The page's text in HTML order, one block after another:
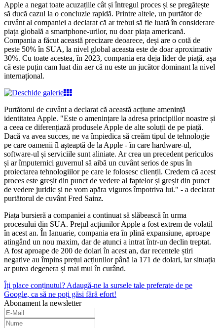
Apple a negat toate acuzațiile cât și întregul proces și se pregătește
să ducă cazul la o concluzie rapidă. Printre altele, un purtător de
cuvânt al companiei a declarat că ar trebui să fie luată în considerare
piața globală a smartphone-urilor, nu doar piața americană.
Compania a făcut această precizare deoarece, deși are o cotă de
peste 50% în SUA, la nivel global aceasta este de doar aproximativ
30%. Cu toate acestea, în 2023, compania era deja lider de piață, așa
că este puțin cam luat din aer că nu este un jucător dominant la nivel
internațional.
Purtătorul de cuvânt a declarat că această acțiune amenință
identitatea Apple. "Este o amenințare la adresa principiilor noastre și
a ceea ce diferențiază produsele Apple de alte soluții de pe piață.
Dacă va avea succes, ne va împiedica să creăm tipul de tehnologie
pe care oamenii îl așteaptă de la Apple - în care hardware-ul,
software-ul și serviciile sunt aliniate. Ar crea un precedent periculos
și ar împuternici guvernul să aibă un cuvânt serios de spus în
proiectarea tehnologiilor pe care le folosesc clienții. Credem că acest
proces este greșit din punct de vedere al faptelor și greșit din punct
de vedere juridic și ne vom apăra viguros împotriva lui." - a declarat
purtătorul de cuvânt Fred Sainz.
Piața bursieră a companiei a continuat să slăbească în urma
procesului din SUA. Prețul acțiunilor Apple a fost extrem de volatil
în acest an. În Ianuarie, compania era în plină expansiune, aproape
atingând un nou maxim, dar de atunci a intrat într-un declin treptat.
A fost aproape de 200 de dolari în acest an, dar recentele știri
negative au împins prețul acțiunilor până la 171 de dolari, iar situația
ar putea degenera și mai mul în curând.
Îți place conținutul? Adaugă-ne la sursele tale preferate de pe
Google, ca să ne poți găsi fără efort!
Abonament la newsletter